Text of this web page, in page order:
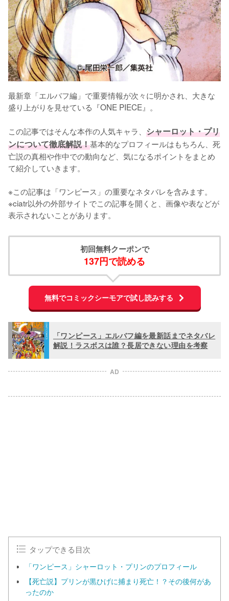
最新章「エルバフ編」で重要情報が次々に明かされ、大きな
盛り上がりを見せている『ONE PIECE』。
この記事ではそんな本作の人気キャラ、 シャーロット・プリ
ンについて徹底解説！基本的なプロフィールはもちろん、死
亡説の真相や作中での動向など、気になるポイントをまとめ
て紹介していきます。
※この記事は「ワンピース」の重要なネタバレを含みます。
※ciatr以外の外部サイトでこの記事を開くと、画像や表などが
表示されないことがあります。
初回無料クーポンで
137円で読める
無料でコミックシーモアで試し読みする
「ワンピース」エルバフ編を最新話までネタバレ
解説！ラスボスは誰？長居できない理由を考察
AD
タップできる目次
「ワンピース」シャーロット・プリンのプロフィール
【死亡説】プリンが黒ひげに捕まり死亡！？その後何があ
ったのか